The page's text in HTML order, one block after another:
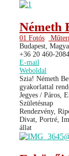
Németh
01 Fotós
Budapest,
+36 20 460-2084
E-mail
Weboldal
Szia! Németh
gyakorlattal
Jegyes / Páros,
Születésnap
Rendezvény,
Divat, Portré,
állat